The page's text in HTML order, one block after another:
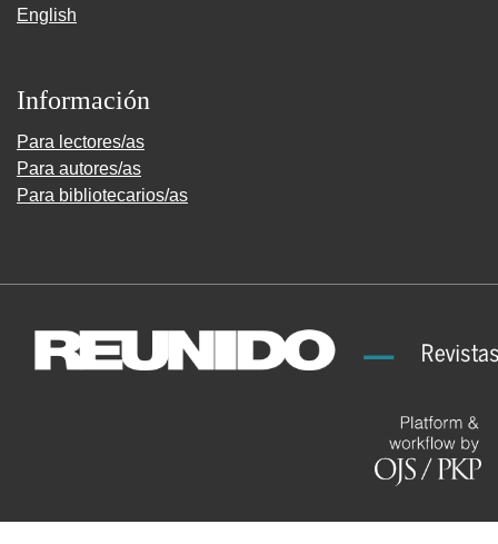
English
Información
Para lectores/as
Para autores/as
Para bibliotecarios/as